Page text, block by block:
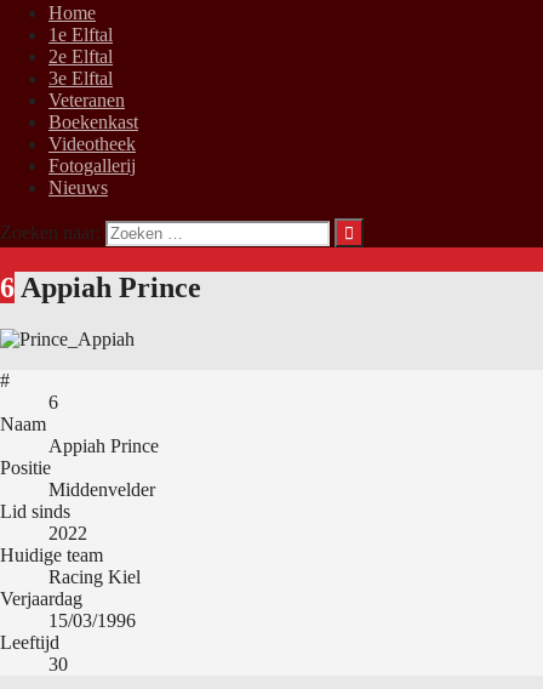
Home
1e Elftal
2e Elftal
3e Elftal
Veteranen
Boekenkast
Videotheek
Fotogallerij
Nieuws
Zoeken naar:
6 Appiah Prince
#
6
Naam
Appiah Prince
Positie
Middenvelder
Lid sinds
2022
Huidige team
Racing Kiel
Verjaardag
15/03/1996
Leeftijd
30